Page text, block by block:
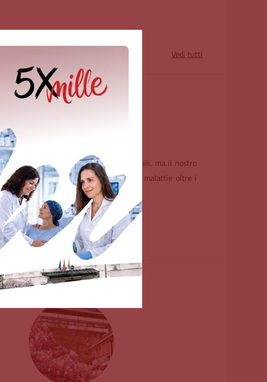
Vedi tutti
della cura e della ricerca.
Ospedale in ogni sua azione.
offrono qui le migliori cure possibili, ma il nostro
vuole spingersi la conoscenza sulle malattie oltre i